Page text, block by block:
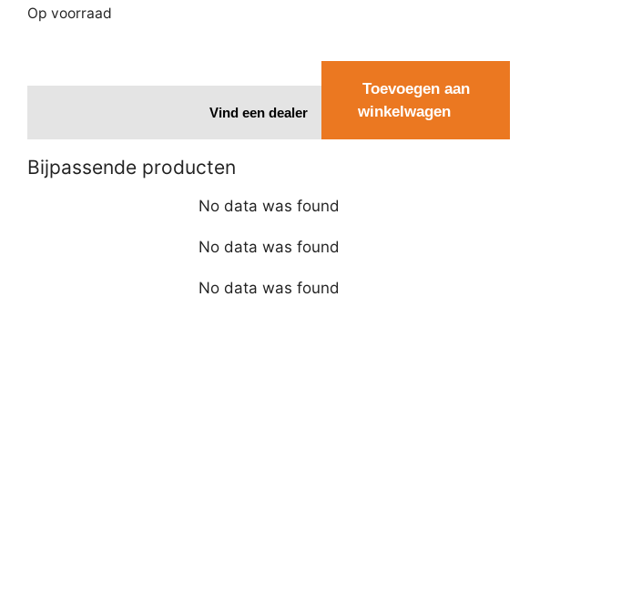
Op voorraad
Toevoegen aan
winkelwagen
Vind een dealer
Bijpassende producten
No data was found
No data was found
No data was found